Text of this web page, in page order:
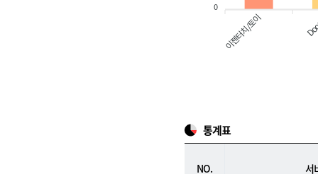
0
이젠터치/토이
통계표
NO. 서